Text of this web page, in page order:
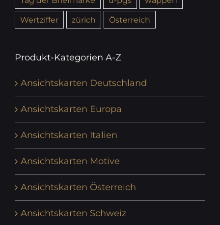
Wertziffer
zürich Österreich
Produkt-Kategorien A-Z
Ansichtskarten Deutschland
Ansichtskarten Europa
Ansichtskarten Italien
Ansichtskarten Motive
Ansichtskarten Österreich
Ansichtskarten Schweiz